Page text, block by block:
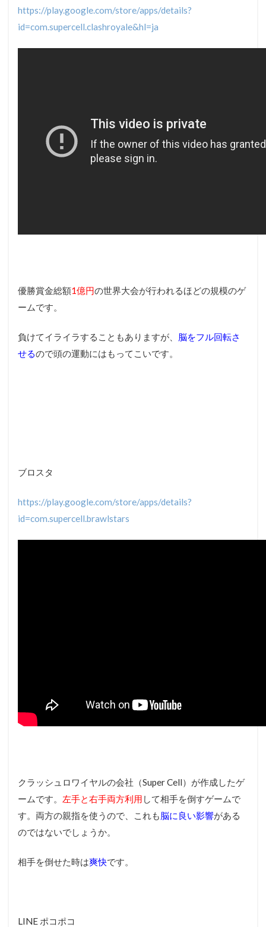
https://play.google.com/store/apps/details?
id=com.supercell.clashroyale&hl=ja
優勝賞金総額1億円の世界大会が行われるほどの規模のゲ
ームです。
負けてイライラすることもありますが、 脳をフル回転さ
せるので頭の運動にはもってこいです。
ブロスタ
https://play.google.com/store/apps/details?
id=com.supercell.brawlstars
クラッシュロワイヤルの会社（Super Cell）が作成したゲ
ームです。 左手と右手両方利用 して相手を倒すゲームで
す。両方の親指を使うので、これも脳に良い影響がある
のではないでしょうか。
相手を倒せた時は爽快です。
LINE ポコポコ